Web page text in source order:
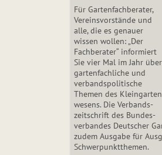
Für Gartenfachberater,
Vereinsvorstände und
alle, die es genauer
wissen wollen: „Der
Fachberater“ informiert
Sie vier Mal im Jahr über
gartenfachliche und
verbandspolitische
Themen des
wesens. Die Ver­bands­
zeit­schrift des Bun­des­
ver­ban­des Deutscher
zudem Ausgabe für
Schwer­punkt­the­men.